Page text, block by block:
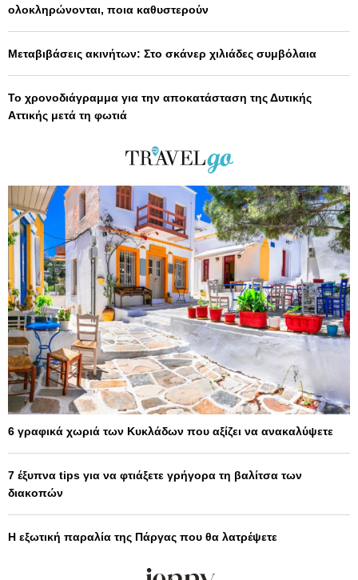
ολοκληρώνονται, ποια καθυστερούν
Μεταβιβάσεις ακινήτων: Στο σκάνερ χιλιάδες συμβόλαια
Το χρονοδιάγραμμα για την αποκατάσταση της Δυτικής
Αττικής μετά τη φωτιά
6 γραφικά χωριά των Κυκλάδων που αξίζει να ανακαλύψετε
7 έξυπνα tips για να φτιάξετε γρήγορα τη βαλίτσα των
διακοπών
Η εξωτική παραλία της Πάργας που θα λατρέψετε